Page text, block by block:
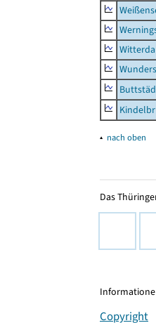
Witterda
▴ nach oben
Das
Copyright